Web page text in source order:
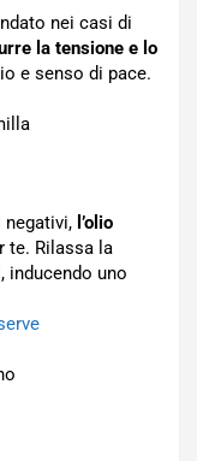
nei casi di
la tensione e lo
e senso di pace.
l’olio
te. Rilassa la
inducendo uno